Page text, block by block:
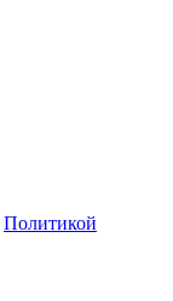
Политикой